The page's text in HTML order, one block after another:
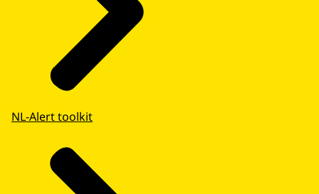
NL-Alert toolkit